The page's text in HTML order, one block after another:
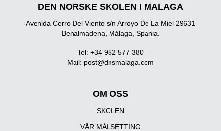
DEN NORSKE SKOLEN I MALAGA
Avenida Cerro Del Viento s/n Arroyo De La Miel 29631
Benalmadena, Málaga, Spania.
Tel: +34 952 577 380
Mail: post@dnsmalaga.com
OM OSS
SKOLEN
VÅR MÅLSETTING